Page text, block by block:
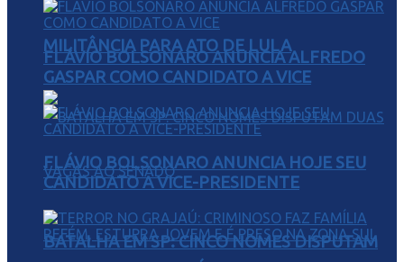
MILITÂNCIA PARA ATO DE LULA
BATALHA EM SP: CINCO NOMES DISPUTAM
FLÁVIO BOLSONARO ANUNCIA ALFREDO
GASPAR COMO CANDIDATO A VICE
FLÁVIO BOLSONARO ANUNCIA HOJE SEU
CANDIDATO A VICE-PRESIDENTE